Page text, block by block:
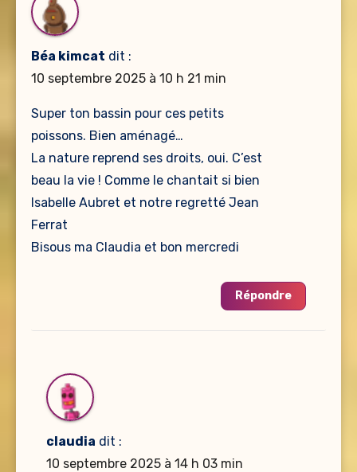
Béa kimcat dit :
10 septembre 2025 à 10 h 21 min
Super ton bassin pour ces petits
poissons. Bien aménagé…
La nature reprend ses droits, oui. C’est
beau la vie ! Comme le chantait si bien
Isabelle Aubret et notre regretté Jean
Ferrat
Bisous ma Claudia et bon mercredi
Répondre
claudia dit :
10 septembre 2025 à 14 h 03 min